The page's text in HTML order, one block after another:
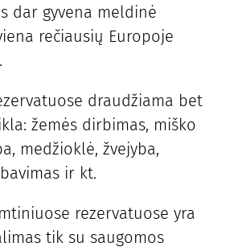
dar gyvena meldinė
rečiausių Europoje
draudžiama bet
žemės dirbimas, miško
medžioklė, žvejyba,
ir kt.
rezervatuose yra
tik su saugomos